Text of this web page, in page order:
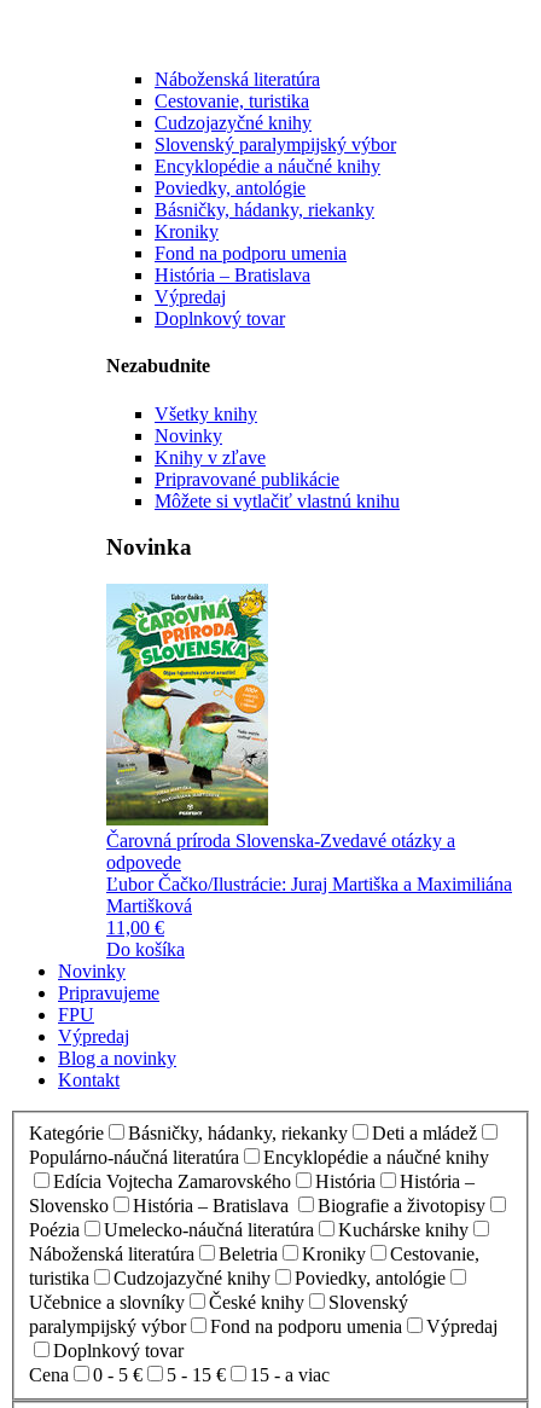
Náboženská literatúra
Cestovanie, turistika
Cudzojazyčné knihy
Slovenský paralympijský výbor
Encyklopédie a náučné knihy
Poviedky, antológie
Básničky, hádanky, riekanky
Kroniky
Fond na podporu umenia
História – Bratislava
Výpredaj
Doplnkový tovar
Nezabudnite
Všetky knihy
Novinky
Knihy v zľave
Pripravované publikácie
Môžete si vytlačiť vlastnú knihu
Novinka
Čarovná príroda Slovenska-Zvedavé otázky a
odpovede
Ľubor Čačko/Ilustrácie: Juraj Martiška a Maximiliána
Martišková
11,00 €
Do košíka
Novinky
Pripravujeme
FPU
Výpredaj
Blog a novinky
Kontakt
Kategórie Básničky, hádanky, riekanky
Deti a mládež
Populárno-náučná literatúra
Encyklopédie a náučné knihy
Edícia Vojtecha Zamarovského
História
História –
Slovensko
História – Bratislava
Biografie a životopisy
Poézia
Umelecko-náučná literatúra
Kuchárske knihy
Náboženská literatúra
Beletria Kroniky
Cestovanie,
turistika
Cudzojazyčné knihy
Poviedky, antológie
Učebnice a slovníky
České knihy
Slovenský
paralympijský výbor
Fond na podporu umenia
Výpredaj
Doplnkový tovar
Cena
0 - 5 € 5 - 15 € 15 - a viac